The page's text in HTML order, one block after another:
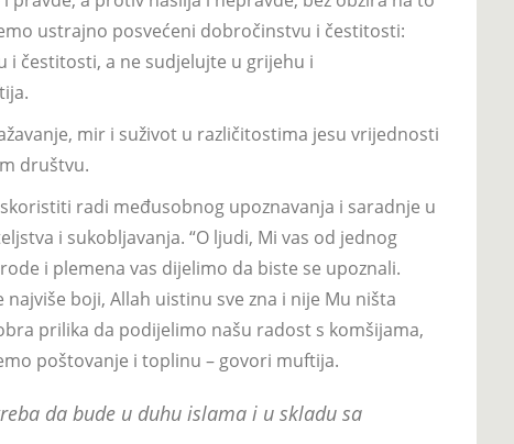
ustrajno posvećeni dobročinstvu i čestitosti:
i čestitosti, a ne sudjelujte u grijehu i
mir i suživot u različitostima jesu vrijednosti
društvu.
radi međusobnog upoznavanja i saradnje u
i sukobljavanja. “O ljudi, Mi vas od jednog
i plemena vas dijelimo da biste se upoznali.
boji, Allah uistinu sve zna i nije Mu ništa
prilika da podijelimo našu radost s komšijama,
poštovanje i toplinu – govori muftija.
da bude u duhu islama i u skladu sa